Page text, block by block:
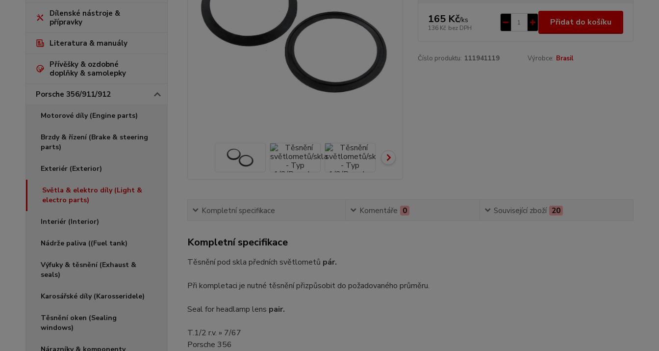
Dílenské nástroje &
přípravky
Literatura & manuály
Přívěšky & ozdobné
doplňky & samolepky
Porsche 356/911/912
Motorové díly (Engine parts)
Brzdy & řízení (Brake & steering
parts)
Exteriér (Exterior)
Světla & elektro díly (Light &
electro parts)
Interiér (Interior)
Nádrže paliva ((Fuel tank)
Výfuky & těsnění (Exhaust &
seals)
Karosářské díly (Karosseridele)
Těsnění oken (Sealing
windows)
165 Kč/ks
136 Kč bez DPH
Přidat do košíku
Číslo produktu: 111941119 Výrobce: Brasil
Kompletní specifikace Komentáře 0 Související zboží 20
Kompletní specifikace
Těsnění pod skla předních světlometů pár.
Při kompletaci je nutné těsnění přizpůsobit do požadovaného průměru.
Seal for headlamp lens pair.
T.1/2 r.v. » 7/67
Porsche 356